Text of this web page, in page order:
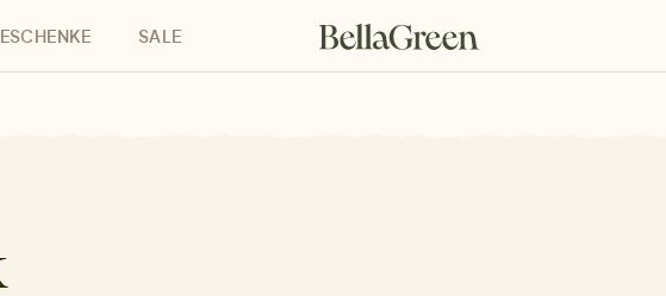
SALE